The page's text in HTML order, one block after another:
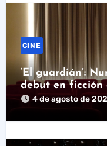
CINE
‘El guardián’:
debut en ficción
llegar
4 de agosto de